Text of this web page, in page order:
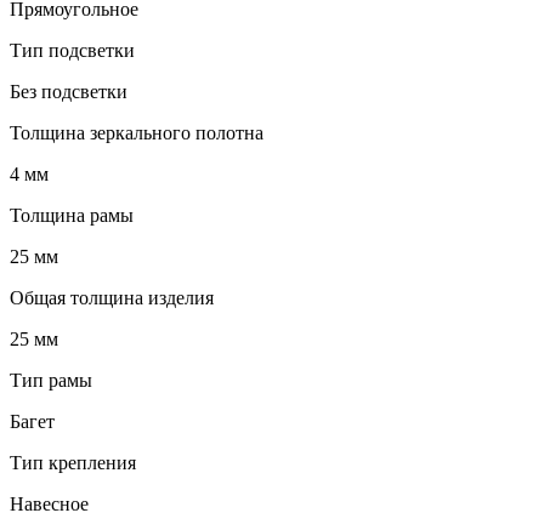
Прямоугольное
Тип подсветки
Без подсветки
Толщина зеркального полотна
4 мм
Толщина рамы
25 мм
Общая толщина изделия
25 мм
Тип рамы
Багет
Тип крепления
Навесное